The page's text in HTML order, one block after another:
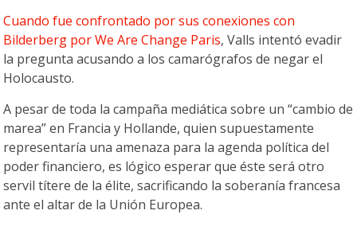
Cuando fue confrontado por sus conexiones con
Bilderberg por We Are Change Paris, Valls intentó evadir
la pregunta acusando a los camarógrafos de negar el
Holocausto.
A pesar de toda la campaña mediática sobre un “cambio de
marea” en Francia y Hollande, quien supuestamente
representaría una amenaza para la agenda política del
poder financiero, es lógico esperar que éste será otro
servil títere de la élite, sacrificando la soberanía francesa
ante el altar de la Unión Europea.